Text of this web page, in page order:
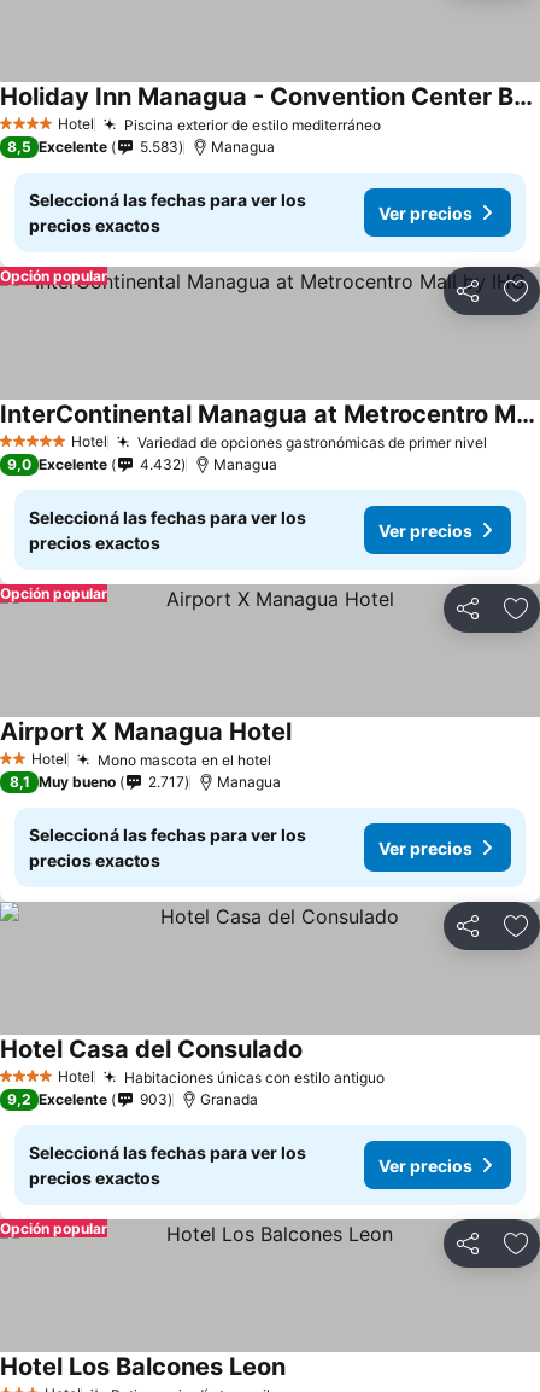
4 EstrellasHotel Piscina exterior de estilo mediterráneo
Holiday Inn Managua - Convention Center By Ihg
8,5 Excelente 5.583 Managua
Seleccioná las fechas para ver los
precios exactos
Ver precios
Compartir
Opción popular
5 Estrellas Hotel Variedad de opciones gastronómicas de primer nivel
InterContinental Managua at Metrocentro Mall by IHG
9,0 Excelente 4.432 Managua
Seleccioná las fechas para ver los
precios exactos
Ver precios
Compartir
Opción popular
2 Estrellas
Hotel Mono mascota en el hotel
Airport X Managua Hotel
8,1 Muy bueno 2.717 Managua
Seleccioná las fechas para ver los
precios exactos
Ver precios
Compartir
4 EstrellasHotel Habitaciones únicas con estilo antiguo
Hotel Casa del Consulado
9,2 Excelente 903 Granada
Seleccioná las fechas para ver los
precios exactos
Ver precios
Compartir
Opción popular
Hotel Los Balcones Leon